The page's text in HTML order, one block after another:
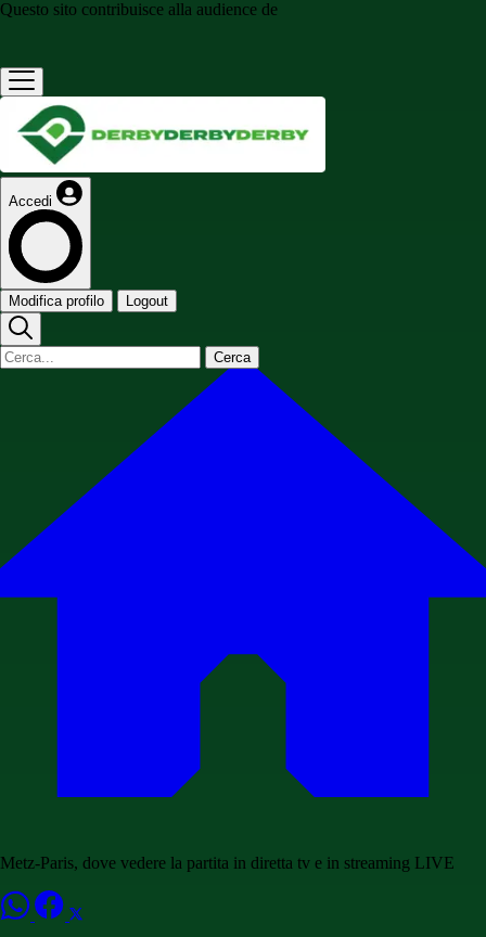
Questo sito contribuisce alla audience de
Accedi
Modifica profilo Logout
Cerca
Metz-Paris, dove vedere la partita in diretta tv e in streaming LIVE